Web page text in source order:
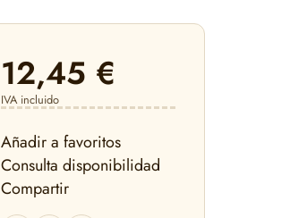
12,45 €
IVA incluido
Añadir a favoritos
Consulta disponibilidad
Compartir